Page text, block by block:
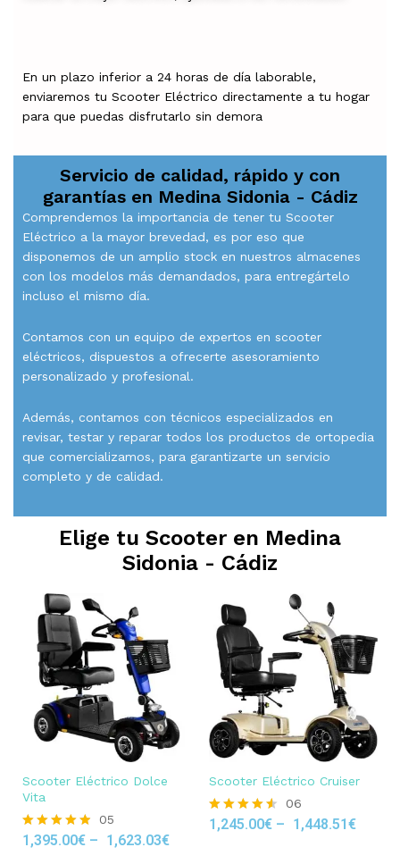
En un plazo inferior a 24 horas de día laborable,
enviaremos tu Scooter Eléctrico directamente a tu hogar
para que puedas disfrutarlo sin demora
Servicio de calidad, rápido y con
garantías en Medina Sidonia - Cádiz
Comprendemos la importancia de tener tu Scooter
Eléctrico a la mayor brevedad, es por eso que
disponemos de un amplio stock en nuestros almacenes
con los modelos más demandados, para entregártelo
incluso el mismo día.
Contamos con un equipo de expertos en scooter
eléctricos, dispuestos a ofrecerte asesoramiento
personalizado y profesional.
Además, contamos con técnicos especializados en
revisar, testar y reparar todos los productos de ortopedia
que comercializamos, para garantizarte un servicio
completo y de calidad.
Elige tu Scooter en Medina
Sidonia - Cádiz
Scooter Eléctrico Dolce
Vita
Rated
05
1,395.00€ – 1,623.03€
Scooter Eléctrico Cruiser
Rated
06
1,245.00€ – 1,448.51€